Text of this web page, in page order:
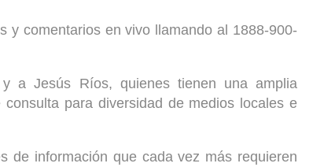
y comentarios en vivo llamando al 1888-900-
a Jesús Ríos, quienes tienen una amplia
para diversidad de medios locales e
de información que cada vez más requieren